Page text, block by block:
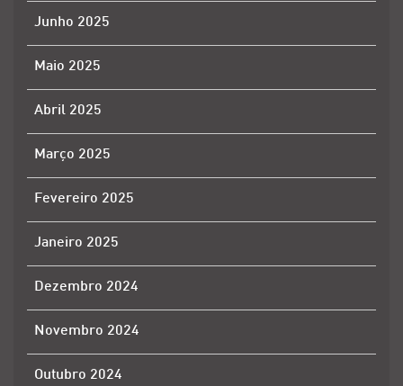
Junho 2025
Maio 2025
Abril 2025
Março 2025
Fevereiro 2025
Janeiro 2025
Dezembro 2024
Novembro 2024
Outubro 2024